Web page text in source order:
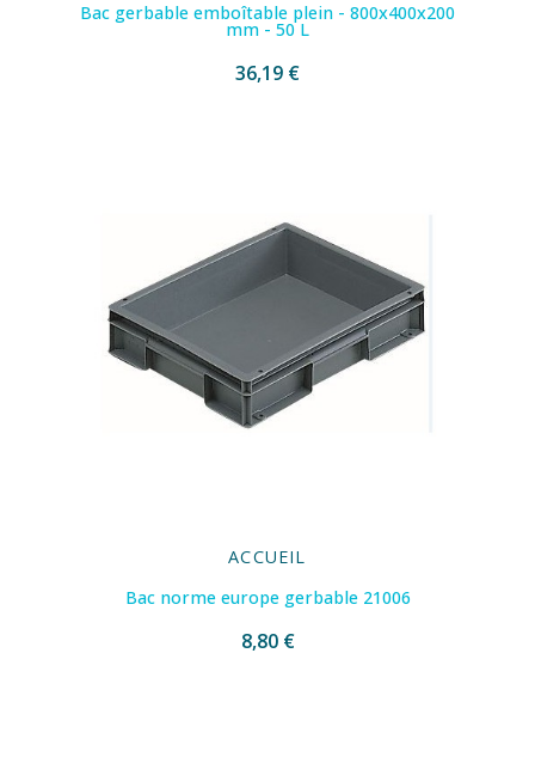
Bac gerbable emboîtable plein - 800x400x200
mm - 50 L
36,19 €
ACCUEIL
Bac norme europe gerbable 21006
8,80 €